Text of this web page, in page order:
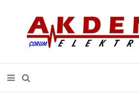
Akdeniz Elektronik
Teknik